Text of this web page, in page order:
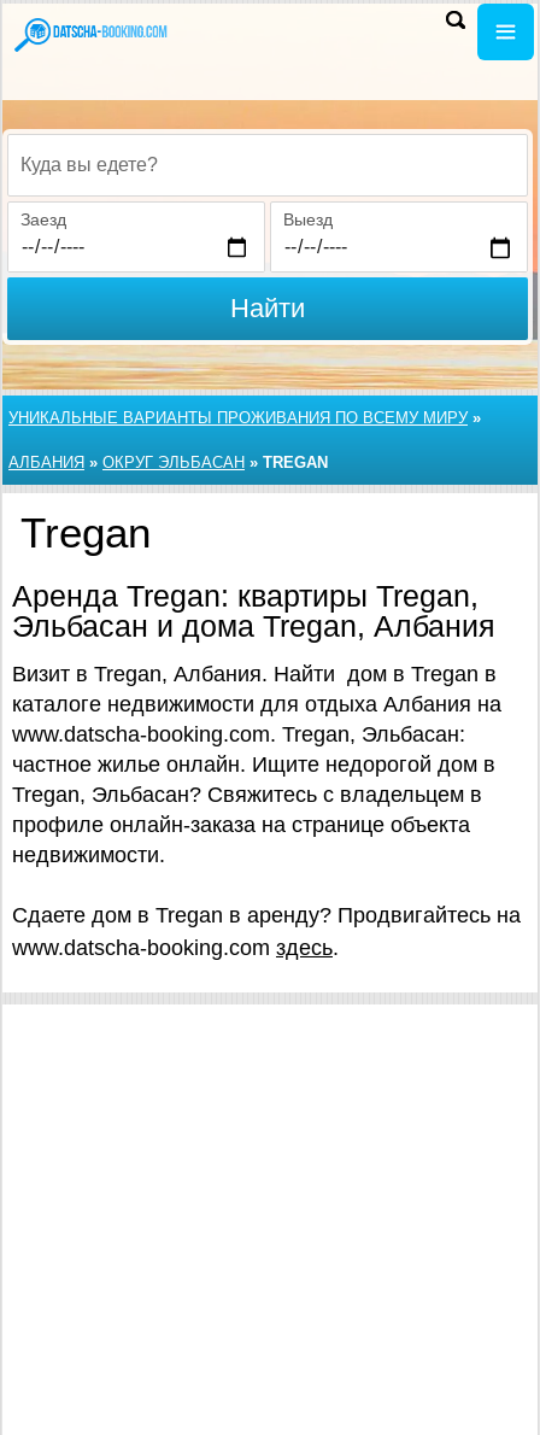
Куда вы едете?
Заезд Выезд
Найти
УНИКАЛЬНЫЕ ВАРИАНТЫ ПРОЖИВАНИЯ ПО ВСЕМУ МИРУ»
АЛБАНИЯ » ОКРУГ ЭЛЬБАСАН » TREGAN
Tregan
Аренда Tregan: квартиры Tregan,
Эльбасан и дома Tregan, Албания
Визит в Tregan, Албания. Найти дом в Tregan в
каталоге недвижимости для отдыха Албания на
www.datscha-booking.com. Tregan, Эльбасан:
частное жилье онлайн. Ищите недорогой дом в
Tregan, Эльбасан? Свяжитесь с владельцем в
профиле онлайн-заказа на странице объекта
недвижимости.
Сдаете дом в Tregan в аренду? Продвигайтесь на
www.datscha-booking.com здесь.